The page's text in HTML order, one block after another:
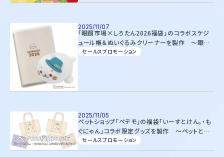
2025/11/07
「眼鏡市場×しろたん2026福袋」のコラボスケジ
ュール帳＆ぬいぐるみクリーナーを製作 ～眼鏡
市場の「見えるにエール隊」の帽子をかぶった『し
セールスプロモーション
2025/11/05
ペットショップ「ペテモ」の福袋「いーすとけん。・も
ぐにゃん」コラボ限定グッズを製作 ～ペットとの
生活を彩るイラスト入りお散歩バッグ＆ポーチ～
セールスプロモーション